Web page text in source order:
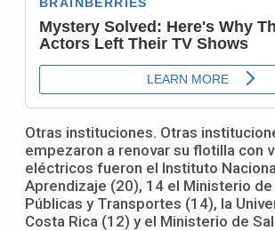
Otras instituciones. Otras
empezaron a renovar su flotilla con
eléctricos fueron el Instituto
Aprendizaje (20), 14 el Ministerio de
Públicas y Transportes (14), la
Costa Rica (12) y el Ministerio de